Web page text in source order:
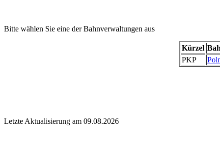
Bitte wählen Sie eine der Bahnverwaltungen aus
Kürzel
PKP
Letzte Aktualisierung am 09.08.2026